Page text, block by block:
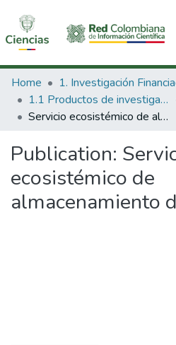
Communities & Collections
All of DSpace
Home
1.1 Productos de investigación
Servicio ecosistémico de almacenamiento de carbono
Publication:
ecosistémico de
almacenamiento